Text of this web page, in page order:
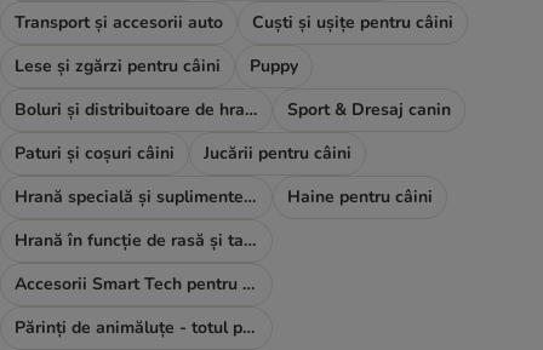
Transport și accesorii auto
Cuști și ușițe pentru câini
Lese și zgărzi pentru câini
Puppy
Boluri și distribuitoare de hrană și apă
Sport & Dresaj canin
Paturi și coșuri câini
Jucării pentru câini
Hrană specială și suplimente alimentare
Haine pentru câini
Hrană în funcție de rasă și talie
Accesorii Smart Tech pentru câini
Părinți de animăluțe - totul pentru TINE